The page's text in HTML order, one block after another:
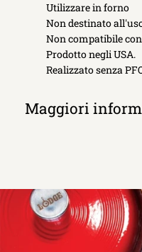
Utilizzare in forno
Non destinato
Non compatibile
Prodotto negli USA.
Realizzato senza
Maggiori